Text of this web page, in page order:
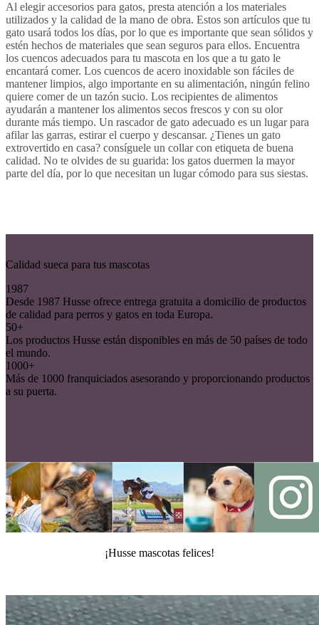
Al elegir accesorios para gatos, presta atención a los materiales
utilizados y la calidad de la mano de obra. Estos son artículos que tu
gato usará todos los días, por lo que es importante que sean sólidos y
estén hechos de materiales que sean seguros para ellos. Encuentra
los cuencos adecuados para tu mascota en los que a tu gato le
encantará comer. Los cuencos de acero inoxidable son fáciles de
mantener limpios, algo importante en su alimentación, ningún felino
quiere comer de un tazón sucio. Los recipientes de alimentos
ayudarán a mantener los alimentos secos frescos y con su olor
durante más tiempo. Un rascador de gato adecuado es un lugar para
afilar las garras, estirar el cuerpo y descansar. ¿Tienes un gato
extrovertido en casa? consíguele un collar con etiqueta de buena
calidad. No te olvides de su guarida: los gatos duermen la mayor
parte del día, por lo que necesitan un lugar cómodo para sus siestas.
Calidad sueca para tus mascotas
1987
Desde 1987 Husse ofrece entrega gratuita a domicilio de productos
de calidad para perros y gatos en toda Europa.
50+
Los productos Husse están disponibles en más de 50 países de todo
el mundo.
1000+
Más de 1000 franquiciados asesorando y proporcionando productos
a su puerta.
¡Husse mascotas felices!